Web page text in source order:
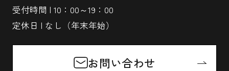
受付時間 | 10：00～19：00
定休日 | なし（年末年始）
お問い合わせ